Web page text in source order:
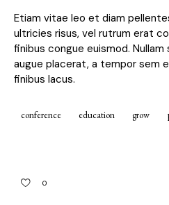
Etiam vitae leo et diam
ultricies risus, vel rutrum erat
finibus congue euismod.
augue placerat, a tempor sem
finibus lacus.
conference education grow
0